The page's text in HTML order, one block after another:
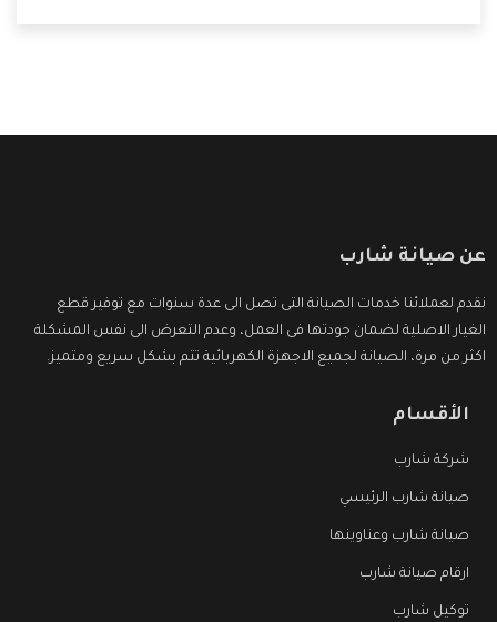
عن صيانة شارب
نقدم لعملائنا خدمات الصيانة التى تصل الى عدة سنوات مع توفير قطع
الغيار الاصلية لضمان جودتها فى العمل، وعدم التعرض الى نفس المشكلة
اكثر من مرة، الصيانة لجميع الاجهزة الكهربائية تتم بشكل سريع ومتميز.
الأقسام
شركة شارب
صيانة شارب الرئيسي
صيانة شارب وعناوينها
ارقام صيانة شارب
توكيل شارب